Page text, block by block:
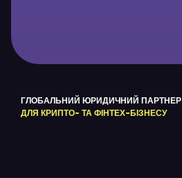
ГЛОБАЛЬНИЙ ЮРИДИЧНИЙ ПАРТНЕР
ДЛЯ КРИПТО- ТА ФІНТЕХ-БІЗНЕСУ